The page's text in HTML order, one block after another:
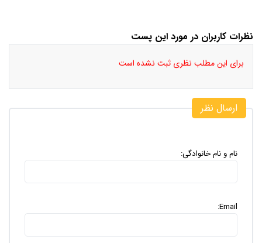
نظرات کاربران در مورد این پست
برای این مطلب نظری ثبت نشده است
ارسال نظر
نام و نام خانوادگی:
Email: